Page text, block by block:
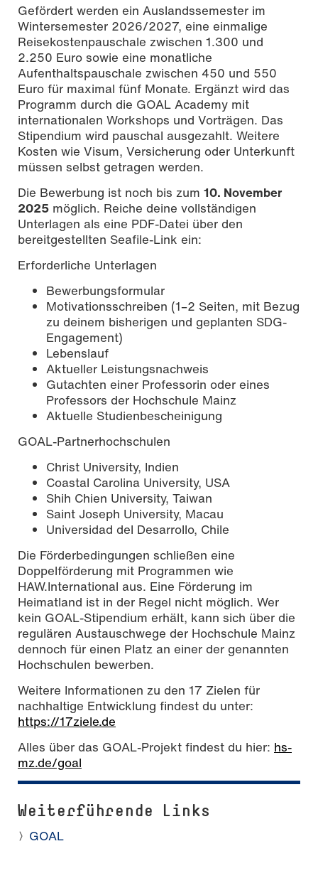
Gefördert werden ein Auslandssemester im
Wintersemester 2026/2027, eine einmalige
Reisekostenpauschale zwischen 1.300 und
2.250 Euro sowie eine monatliche
Aufenthaltspauschale zwischen 450 und 550
Euro für maximal fünf Monate. Ergänzt wird das
Programm durch die GOAL Academy mit
internationalen Workshops und Vorträgen. Das
Stipendium wird pauschal ausgezahlt. Weitere
Kosten wie Visum, Versicherung oder Unterkunft
müssen selbst getragen werden.
Die Bewerbung ist noch bis zum 10. November
2025 möglich. Reiche deine vollständigen
Unterlagen als eine PDF-Datei über den
bereitgestellten Seafile-Link ein:
Erforderliche Unterlagen
Bewerbungsformular
Motivationsschreiben (1–2 Seiten, mit Bezug
zu deinem bisherigen und geplanten SDG-
Engagement)
Lebenslauf
Aktueller Leistungsnachweis
Gutachten einer Professorin oder eines
Professors der Hochschule Mainz
Aktuelle Studienbescheinigung
GOAL-Partnerhochschulen
Christ University, Indien
Coastal Carolina University, USA
Shih Chien University, Taiwan
Saint Joseph University, Macau
Universidad del Desarrollo, Chile
Die Förderbedingungen schließen eine
Doppelförderung mit Programmen wie
HAW.International aus. Eine Förderung im
Heimatland ist in der Regel nicht möglich. Wer
kein GOAL-Stipendium erhält, kann sich über die
regulären Austauschwege der Hochschule Mainz
dennoch für einen Platz an einer der genannten
Hochschulen bewerben.
Weitere Informationen zu den 17 Zielen für
nachhaltige Entwicklung findest du unter:
https://17ziele.de
Alles über das GOAL-Projekt findest du hier: hs-
mz.de/goal
Weiterführende Links
GOAL